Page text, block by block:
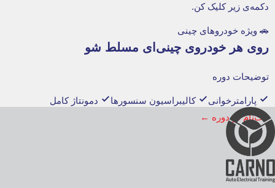
دکمه‌ی زیر کلیک کن.
🚗 ویژه خودروهای چینی
روی هر خودروی چینی‌ای مسلط شو
توضیحات دوره
پارامترخوانی کالیبراسیون سنسورها
دمونتاژ کامل
ثبت‌نام در دوره ←